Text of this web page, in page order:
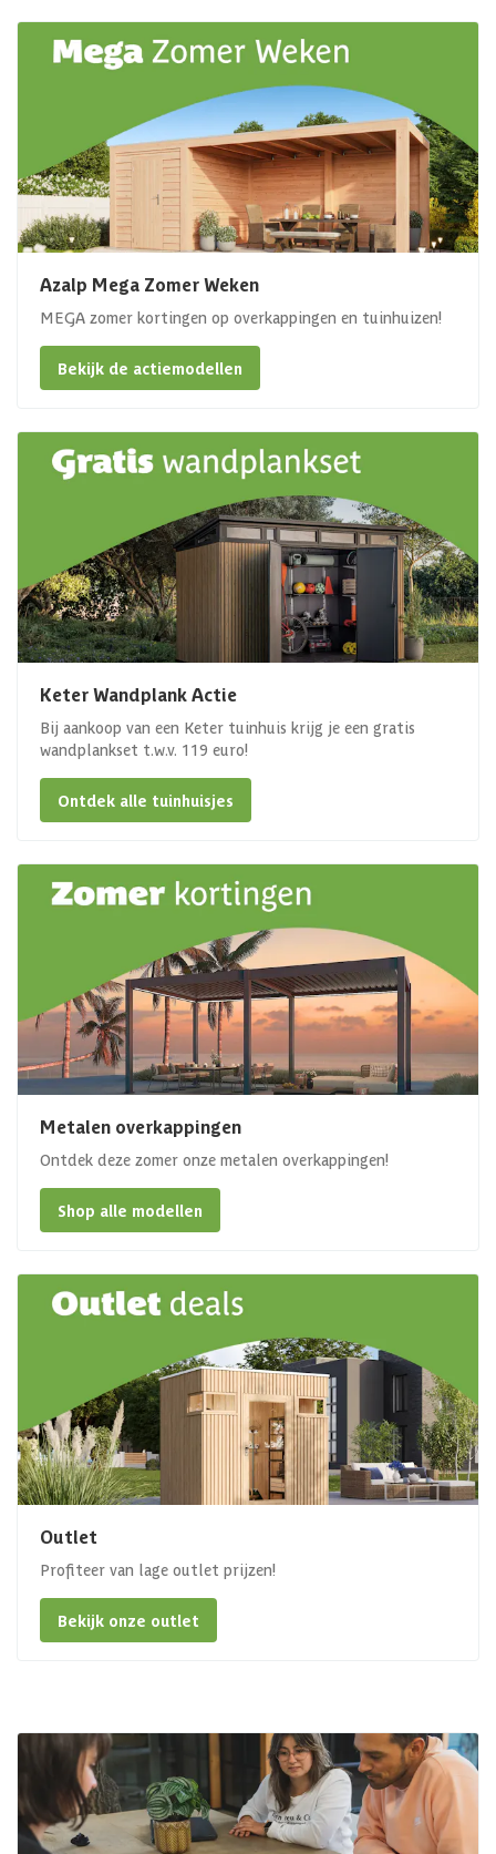
Azalp Mega Zomer Weken
MEGA zomer kortingen op overkappingen en tuinhuizen!
Bekijk de actiemodellen
Keter Wandplank Actie
Bij aankoop van een Keter tuinhuis krijg je een gratis
wandplankset t.w.v. 119 euro!
Ontdek alle tuinhuisjes
Metalen overkappingen
Ontdek deze zomer onze metalen overkappingen!
Shop alle modellen
Outlet
Profiteer van lage outlet prijzen!
Bekijk onze outlet